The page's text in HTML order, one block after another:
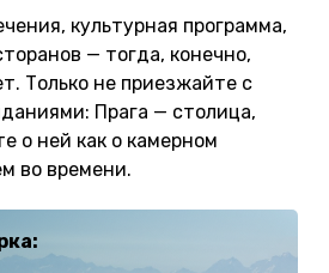
культурная программа,
— тогда, конечно,
Только не приезжайте с
Прага — столица,
о ней как о камерном
во времени.